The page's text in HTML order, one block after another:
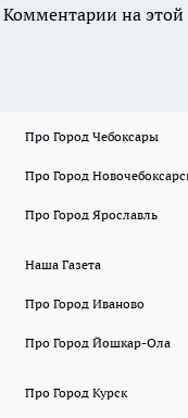
Комментарии на
Про Город Чебоксары
Про Город
Про Город Ярославль
Наша Газета
Про Город Иваново
Про Город Йошкар-Ола
Про Город Курск